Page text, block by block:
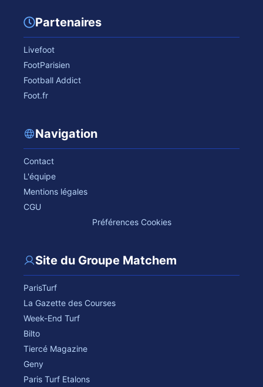
Partenaires
Livefoot
FootParisien
Football Addict
Foot.fr
Navigation
Contact
L'équipe
Mentions légales
CGU
Préférences Cookies
Site du Groupe Matchem
ParisTurf
La Gazette des Courses
Week-End Turf
Bilto
Tiercé Magazine
Geny
Paris Turf Etalons